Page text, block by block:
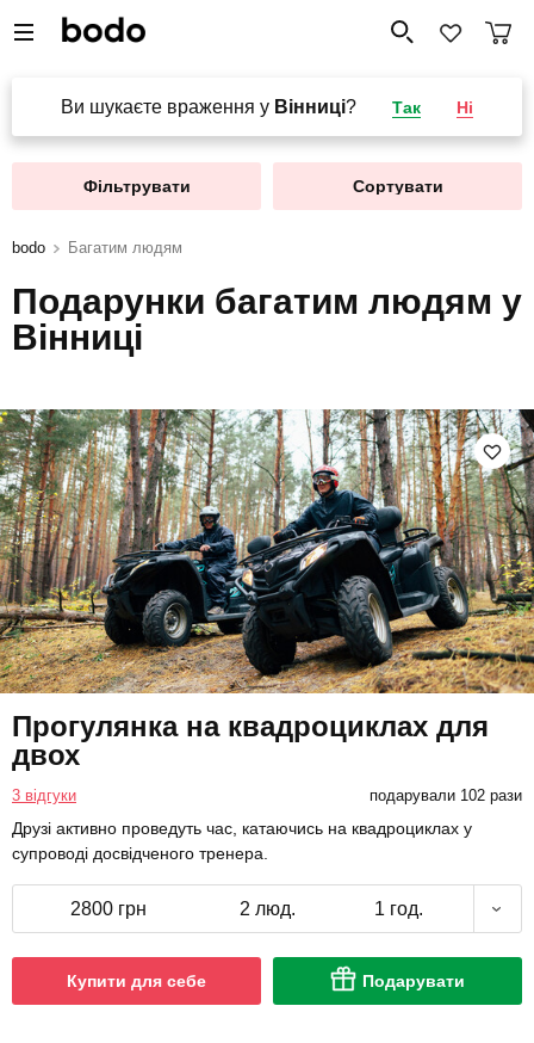
Ви шукаєте враження у Вінниці? Так Ні
Фільтрувати Сортувати
bodo Багатим людям
Подарунки багатим людям у
Вінниці
Прогулянка на квадроциклах для
двох
3 відгуки подарували 102 рази
Друзі активно проведуть час, катаючись на квадроциклах у
супроводі досвідченого тренера.
2800 грн 2 люд. 1 год.
Купити для себе Подарувати